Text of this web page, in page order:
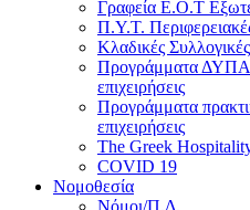
Γραφεία Ε.Ο.Τ
Π.Υ.Τ.
Κλαδικές
Προγράμματα ΔΥΠΑ
επιχειρήσεις
Προγράμματα
επιχειρήσεις
The Greek
COVID 19
Νομοθεσία